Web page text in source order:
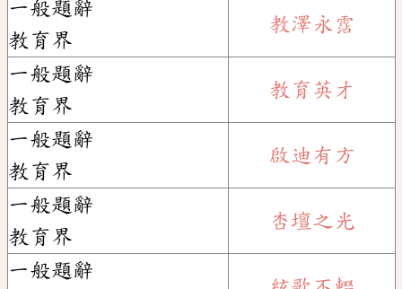
一般題辭
教育界
教澤永霑
一般題辭
教育界
教育英才
一般題辭
教育界
啟迪有方
一般題辭
教育界
杏壇之光
一般題辭